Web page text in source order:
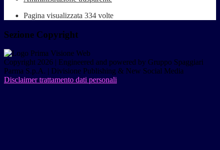
Pagina visualizzata 334 volte
Sezione Copyright
Copyright 2026 | Engineered and powered by Gruppo Spaggiari
Parma S.p.A. | Divisione Publishing & New Social Media
Disclaimer trattamento dati personali